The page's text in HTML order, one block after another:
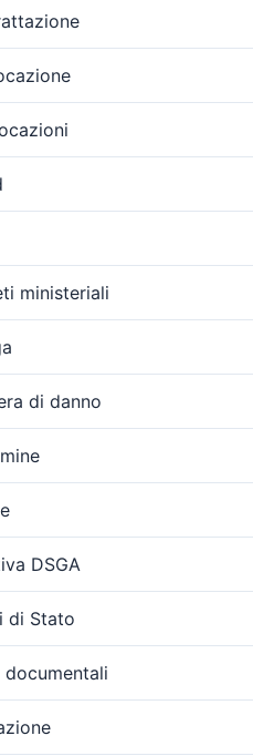
ministeriali
di danno
DSGA
di Stato
documentali